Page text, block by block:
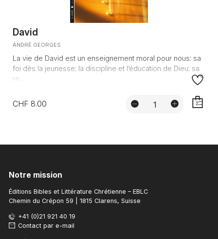
David
ANDRÉ GEORGES
La vie de David est un enseignement moral pour nous: sa
foi dès la jeunesse; la discipline et l’éducation de Dieu; sa
re...
CHF 8.00
Notre mission
Éditions Bibles et Littérature Chrétienne – EBLC
Chemin du Crépon 59 | 1815 Clarens, Suisse
+41 (0)21 921 40 19
Contact par e-mail